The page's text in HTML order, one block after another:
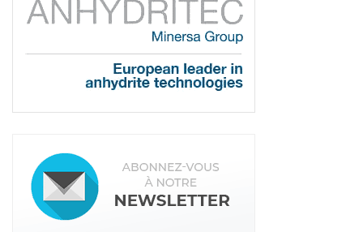
structurel de la part de nos clients. »
Cemfluid fait évoluer ses
chapes
Mais CemFluid a aussi réfléchi à améliorer les
marché. « Nous avons travaillé à améliorer les
caractéristiques de nos chapes existantes. Une
bonne chape ciment doit avant tout être robuste,
avoir un séchage rapide et pouvoir être recouverte